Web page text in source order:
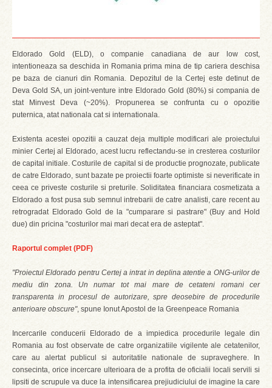
Eldorado Gold (ELD), o companie canadiana de aur low cost,
intentioneaza sa deschida in Romania prima mina de tip cariera deschisa
pe baza de cianuri din Romania. Depozitul de la Certej este detinut de
Deva Gold SA, un joint-venture intre Eldorado Gold (80%) si compania de
stat Minvest Deva (~20%). Propunerea se confrunta cu o opozitie
puternica, atat nationala cat si internationala.
Existenta acestei opozitii a cauzat deja multiple modificari ale proiectului
minier Certej al Eldorado, acest lucru reflectandu-se in cresterea costurilor
de capital initiale. Costurile de capital si de productie prognozate, publicate
de catre Eldorado, sunt bazate pe proiectii foarte optimiste si neverificate in
ceea ce priveste costurile si preturile. Soliditatea financiara cosmetizata a
Eldorado a fost pusa sub semnul intrebarii de catre analisti, care recent au
retrogradat Eldorado Gold de la "cumparare si pastrare" (Buy and Hold
due) din pricina "costurilor mai mari decat era de asteptat".
Raportul complet (PDF)
"Proiectul Eldorado pentru Certej a intrat in deplina atentie a ONG-urilor de
mediu din zona. Un numar tot mai mare de cetateni romani cer
transparenta in procesul de autorizare, spre deosebire de procedurile
anterioare obscure", spune Ionut Apostol de la Greenpeace Romania
Incercarile conducerii Eldorado de a impiedica procedurile legale din
Romania au fost observate de catre organizatiile vigilente ale cetatenilor,
care au alertat publicul si autoritatile nationale de supraveghere. In
consecinta, orice incercare ulterioara de a profita de oficialii locali servili si
lipsiti de scrupule va duce la intensificarea prejiudiciului de imagine la care